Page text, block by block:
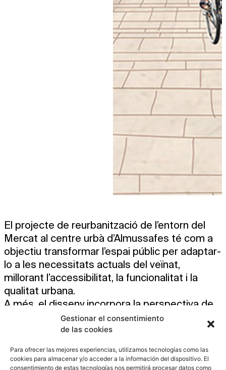
Gestionar el consentimiento
de las cookies
Para ofrecer las mejores experiencias, utilizamos tecnologías como las
cookies para almacenar y/o acceder a la información del dispositivo. El
consentimiento de estas tecnologías nos permitirá procesar datos como
El projecte de reurbanització de l’entorn del
Mercat al centre urbà d’Almussafes té com a
objectiu transformar l’espai públic per adaptar-
lo a les necessitats actuals del veïnat,
millorant l’accessibilitat, la funcionalitat i la
qualitat urbana.
A més, el disseny incorpora la perspectiva de
gènere, assegurant un espai inclusiu i segur
per a totes les persones. També es preveu la
sostenible, amb la finalitat de respectar el